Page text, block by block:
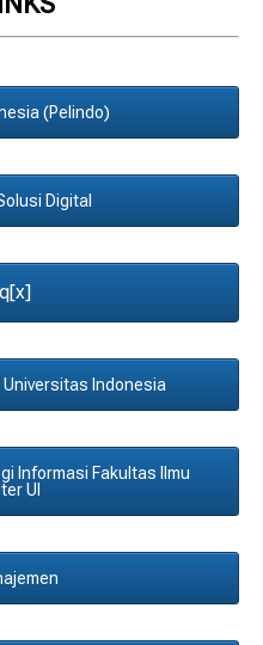
(Pelindo)
Digital
Universitas Indonesia
Informasi Fakultas Ilmu
UI